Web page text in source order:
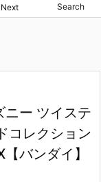
Next Search
ニー ツイステ
コレクション
バンダイ】